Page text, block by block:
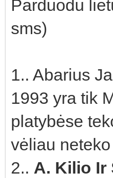
Parduodu
sms)
1.. Abarius
1993 yra tik
platybėse
vėliau
2.. A. Kilio Ir